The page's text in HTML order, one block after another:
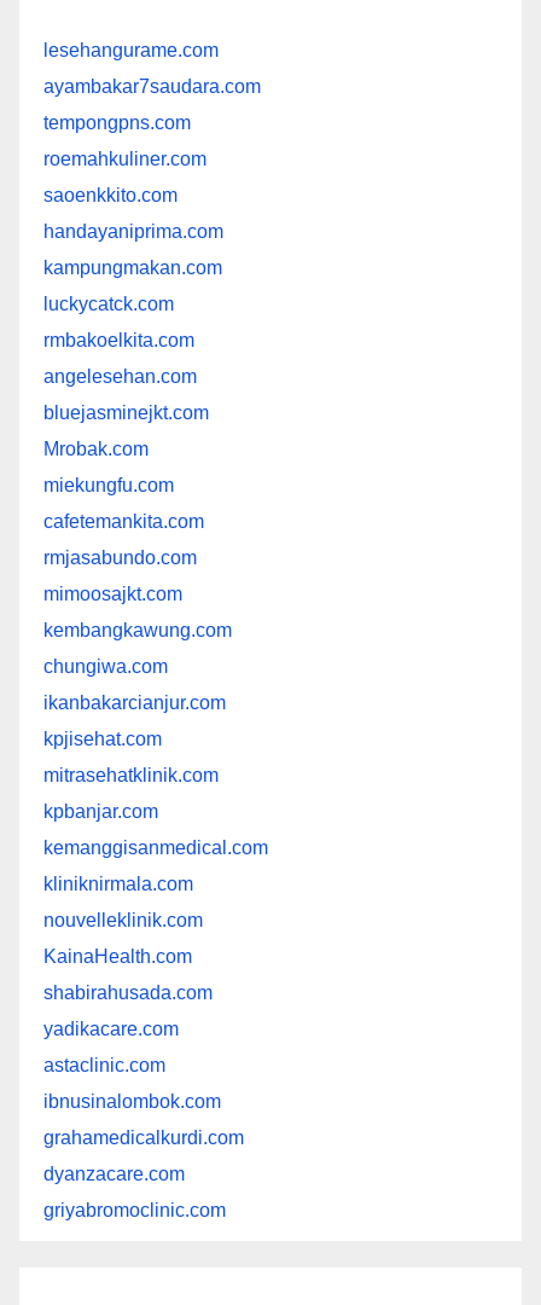
lesehangurame.com
ayambakar7saudara.com
tempongpns.com
roemahkuliner.com
saoenkkito.com
handayaniprima.com
kampungmakan.com
luckycatck.com
rmbakoelkita.com
angelesehan.com
bluejasminejkt.com
Mrobak.com
miekungfu.com
cafetemankita.com
rmjasabundo.com
mimoosajkt.com
kembangkawung.com
chungiwa.com
ikanbakarcianjur.com
kpjisehat.com
mitrasehatklinik.com
kpbanjar.com
kemanggisanmedical.com
kliniknirmala.com
nouvelleklinik.com
KainaHealth.com
shabirahusada.com
yadikacare.com
astaclinic.com
ibnusinalombok.com
grahamedicalkurdi.com
dyanzacare.com
griyabromoclinic.com